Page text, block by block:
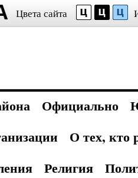
Цвета сайта
Официально
О тех, кто
Религия